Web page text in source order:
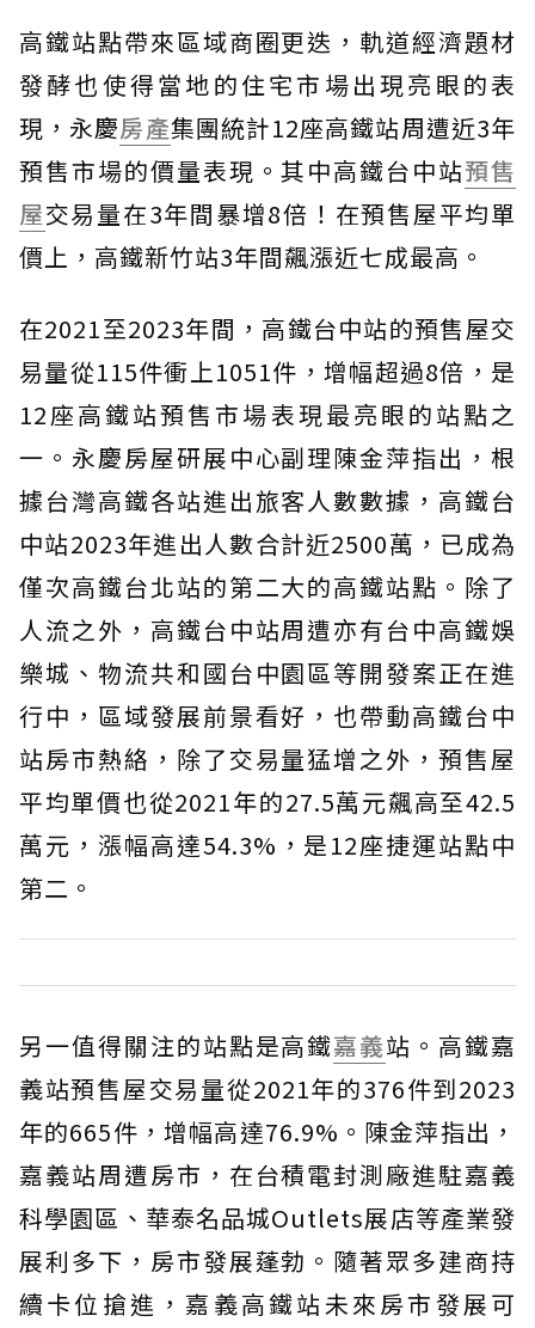
高鐵站點帶來區域商圈更迭，軌道經濟題材
發酵也使得當地的住宅市場出現亮眼的表
現，永慶房產集團統計12座高鐵站周遭近3年
預售市場的價量表現。其中高鐵台中站預售
屋交易量在3年間暴增8倍！在預售屋平均單
價上，高鐵新竹站3年間飆漲近七成最高。
在2021至2023年間，高鐵台中站的預售屋交
易量從115件衝上1051件，增幅超過8倍，是
12座高鐵站預售市場表現最亮眼的站點之
一。永慶房屋研展中心副理陳金萍指出，根
據台灣高鐵各站進出旅客人數數據，高鐵台
中站2023年進出人數合計近2500萬，已成為
僅次高鐵台北站的第二大的高鐵站點。除了
人流之外，高鐵台中站周遭亦有台中高鐵娛
樂城、物流共和國台中園區等開發案正在進
行中，區域發展前景看好，也帶動高鐵台中
站房市熱絡，除了交易量猛增之外，預售屋
平均單價也從2021年的27.5萬元飆高至42.5
萬元，漲幅高達54.3%，是12座捷運站點中
第二。
另一值得關注的站點是高鐵嘉義站。高鐵嘉
義站預售屋交易量從2021年的376件到2023
年的665件，增幅高達76.9%。陳金萍指出，
嘉義站周遭房市，在台積電封測廠進駐嘉義
科學園區、華泰名品城Outlets展店等產業發
展利多下，房市發展蓬勃。隨著眾多建商持
續卡位搶進，嘉義高鐵站未來房市發展可